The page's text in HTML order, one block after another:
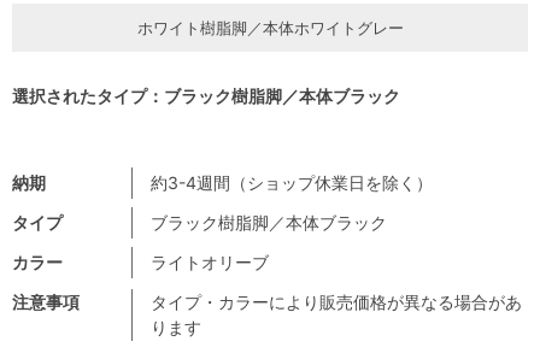
注意事項
タイプ・カラーにより販売価格が異なる場合があ
ります
納期
約3-4週間（ショップ休業日を除く）
タイプ
ブラック樹脂脚／本体ブラック
カラー
ライトオリーブ
ホワイト樹脂脚／本体ホワイトグレー
選択されたタイプ：ブラック樹脂脚／本体ブラック